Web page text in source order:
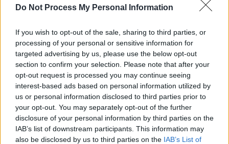
Do Not Process My Personal Information
If you wish to opt-out of the sale, sharing to third parties, or
processing of your personal or sensitive information for
targeted advertising by us, please use the below opt-out
section to confirm your selection. Please note that after your
opt-out request is processed you may continue seeing
interest-based ads based on personal information utilized by
us or personal information disclosed to third parties prior to
your opt-out. You may separately opt-out of the further
disclosure of your personal information by third parties on the
IAB’s list of downstream participants. This information may
also be disclosed by us to third parties on the IAB’s List of